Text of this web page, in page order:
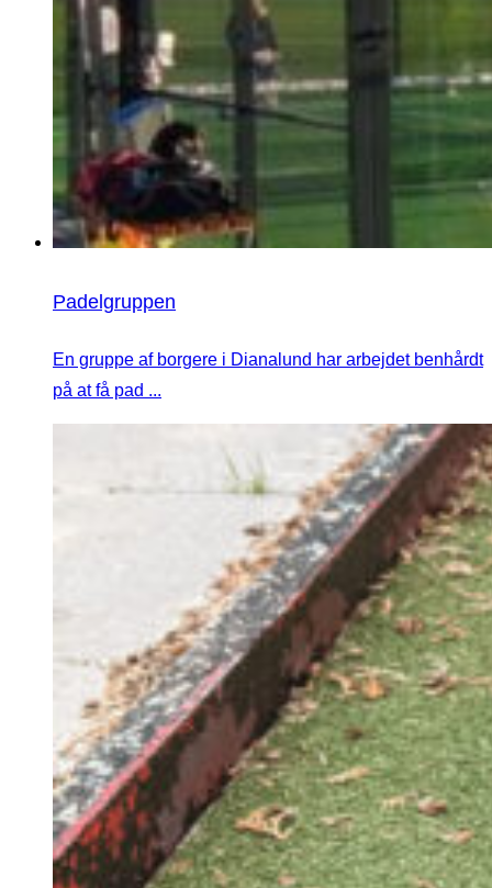
Padelgruppen
En gruppe af borgere i Dianalund har arbejdet benhårdt
på at få pad ...